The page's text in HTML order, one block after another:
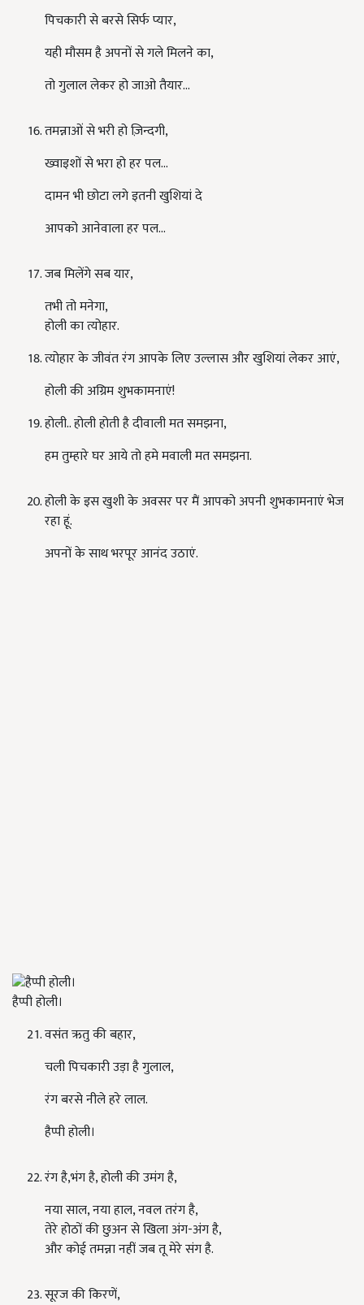
पिचकारी से बरसे सिर्फ प्यार,
यही मौसम है अपनों से गले मिलने का,
तो गुलाल लेकर हो जाओ तैयार…
तमन्नाओं से भरी हो ज़िन्दगी,
ख्वाइशों से भरा हो हर पल…
दामन भी छोटा लगे इतनी खुशियां दे
आपको आनेवाला हर पल…
जब मिलेंगे सब यार,
तभी तो मनेगा,
होली का त्योहार.
त्योहार के जीवंत रंग आपके लिए उल्लास और खुशियां लेकर आएं,
होली की अग्रिम शुभकामनाएं!
होली.. होली होती है दीवाली मत समझना,
हम तुम्हारे घर आये तो हमे मवाली मत समझना.
होली के इस खुशी के अवसर पर मैं आपको अपनी शुभकामनाएं भेज
रहा हूं.
अपनों के साथ भरपूर आनंद उठाएं.
हैप्पी होली।
वसंत ऋतु की बहार,
चली पिचकारी उड़ा है गुलाल,
रंग बरसे नीले हरे लाल.
हैप्पी होली।
रंग है,भंग है,होली की उमंग है,
नया साल,नया हाल,नवल तरंग है,
तेरे होठों की छुअन से खिला अंग-अंग है,
और कोई तमन्ना नहीं जब तू मेरे संग है.
सूरज की किरणें,